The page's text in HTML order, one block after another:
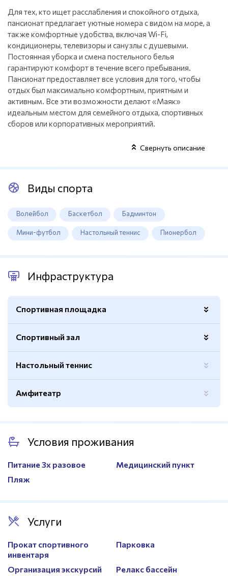
Для тех, кто ищет расслабления и спокойного отдыха,
пансионат предлагает уютные номера с видом на море, а
также комфортные удобства, включая Wi-Fi,
кондиционеры, телевизоры и санузлы с душевыми.
Постоянная уборка и смена постельного белья
гарантируют комфорт в течение всего пребывания.
Пансионат предоставляет все условия для того, чтобы
отдых был максимально комфортным, приятным и
активным. Все эти возможности делают «Маяк»
идеальным местом для семейного отдыха, спортивных
сборов или корпоративных мероприятий.
Свернуть описание
Виды спорта
Волейбол Баскетбол Бадминтон
Мини-футбол Настольный теннис Пионербол
Инфраструктура
Спортивная площадка
Покрытие
Искусственный газон
Баскетбольные кольца
Спортивный зал
Площадь
420м.кв.
Настольный теннис
Амфитеатр
Условия проживания
Питание 3х разовое
Медицинский пункт
Пляж
Услуги
Прокат спортивного
инвентаря
Парковка
Организация экскурсий Релакс бассейн